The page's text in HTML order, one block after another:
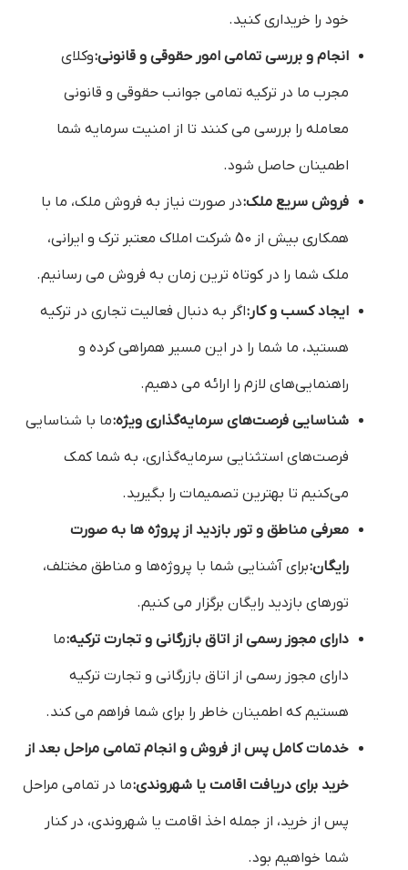
خود را خریداری کنید.
انجام و بررسی تمامی امور حقوقی و قانونی:وکلای
مجرب ما در ترکیه تمامی جوانب حقوقی و قانونی
معامله را بررسی می کنند تا از امنیت سرمایه شما
اطمینان حاصل شود.
فروش سریع ملک:در صورت نیاز به فروش ملک، ما با
همکاری بیش از 50 شرکت املاک معتبر ترک و ایرانی،
ملک شما را در کوتاه ترین زمان به فروش می رسانیم.
ایجاد کسب و کار:اگر به دنبال فعالیت تجاری در ترکیه
هستید، ما شما را در این مسیر همراهی کرده و
راهنمایی‌های لازم را ارائه می دهیم.
شناسایی فرصت‌های سرمایه‌گذاری ویژه:ما با شناسایی
فرصت‌های استثنایی سرمایه‌گذاری، به شما کمک
می‌کنیم تا بهترین تصمیمات را بگیرید.
معرفی مناطق و تور بازدید از پروژه ها به صورت
رایگان:برای آشنایی شما با پروژه‌ها و مناطق مختلف،
تورهای بازدید رایگان برگزار می کنیم.
دارای مجوز رسمی از اتاق بازرگانی و تجارت ترکیه:ما
دارای مجوز رسمی از اتاق بازرگانی و تجارت ترکیه
هستیم که اطمینان خاطر را برای شما فراهم می کند.
خدمات کامل پس از فروش و انجام تمامی مراحل بعد از
خرید برای دریافت اقامت یا شهروندی:ما در تمامی مراحل
پس از خرید، از جمله اخذ اقامت یا شهروندی، در کنار
شما خواهیم بود.